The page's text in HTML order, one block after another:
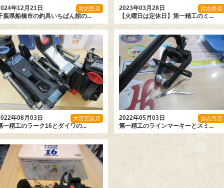
年12月21日
葉県船橋市の釣具いちばん館の...
習志野店
2023年03月28日
【火曜日は定休日】第一精工のミ...
習志野店
年08月03日
一精工のラーク16とダイワの...
大宮宮原店
2022年05月03日
第一精工のラインマーキーとスミ...
習志野店